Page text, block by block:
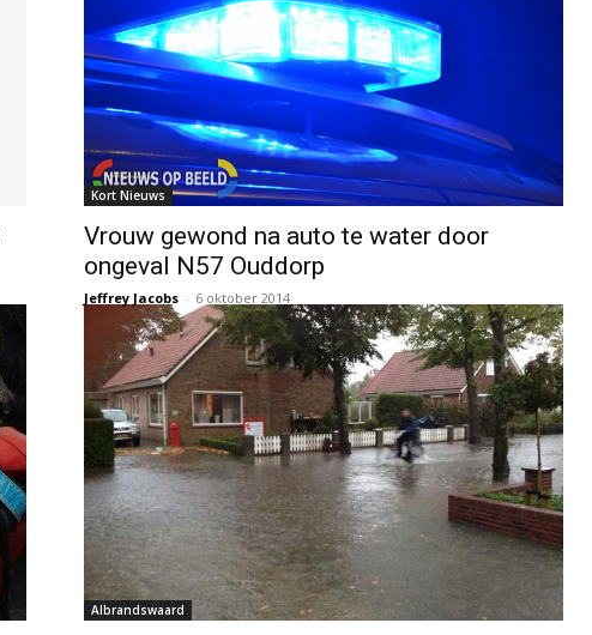
Kort Nieuws
Vrouw gewond na auto te water door
ongeval N57 Ouddorp
Jeffrey Jacobs - 6 oktober 2014
Albrandswaard